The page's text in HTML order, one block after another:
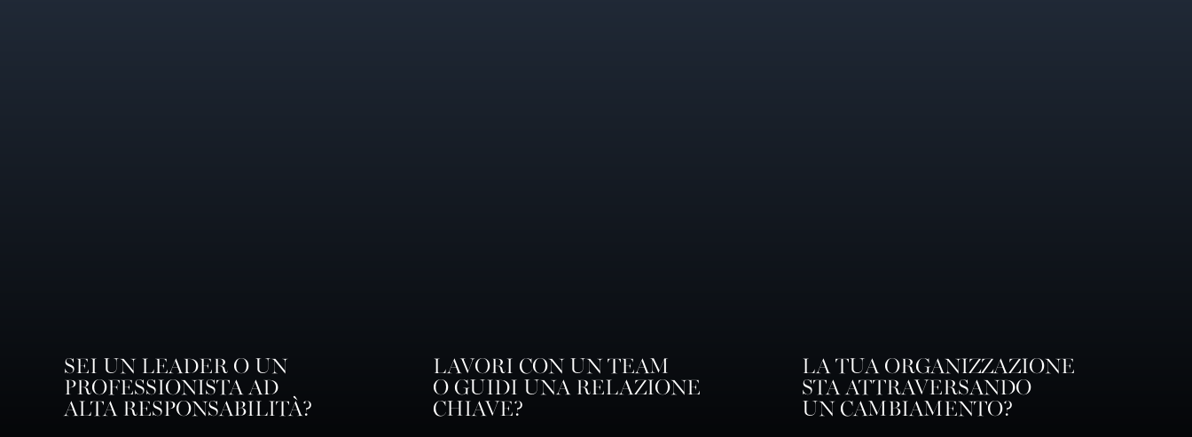
SEI UN LEADER O UN
PROFESSIONISTA AD
ALTA RESPONSABILITÀ?
LAVORI CON UN TEAM
O GUIDI UNA RELAZIONE
CHIAVE?
LA TUA ORGANIZZAZIONE
STA ATTRAVERSANDO
UN CAMBIAMENTO?